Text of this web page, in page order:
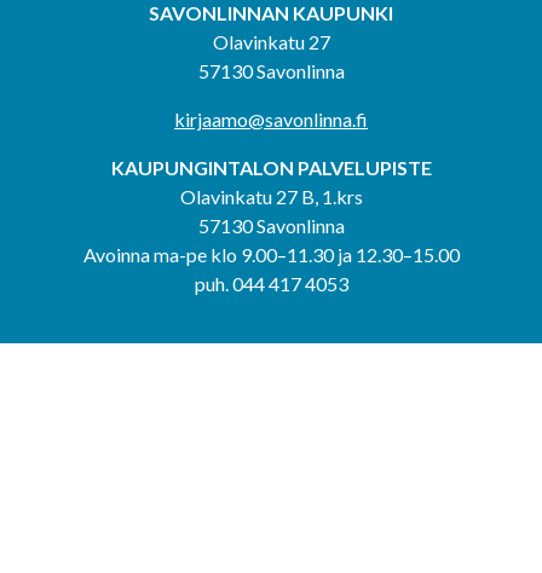
SAVONLINNAN KAUPUNKI
Olavinkatu 27
57130 Savonlinna
kirjaamo@savonlinna.fi
KAUPUNGINTALON PALVELUPISTE
Olavinkatu 27 B, 1.krs
57130 Savonlinna
Avoinna ma-pe klo 9.00–11.30 ja 12.30–15.00
puh. 044 417 4053